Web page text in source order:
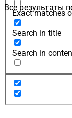
Все результаты
Exact matches
Search in title
Search in